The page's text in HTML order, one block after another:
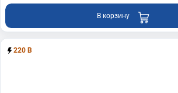
В корзину
220 В